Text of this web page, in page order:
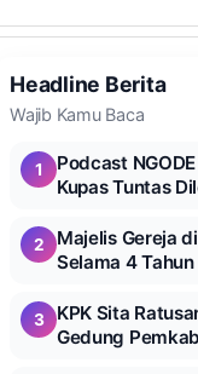
Headline Berita
Wajib Kamu Baca
1
Podcast
Kupas Tuntas
2
Majelis Gereja
Selama 4 Tahun
3
KPK Sita
Gedung